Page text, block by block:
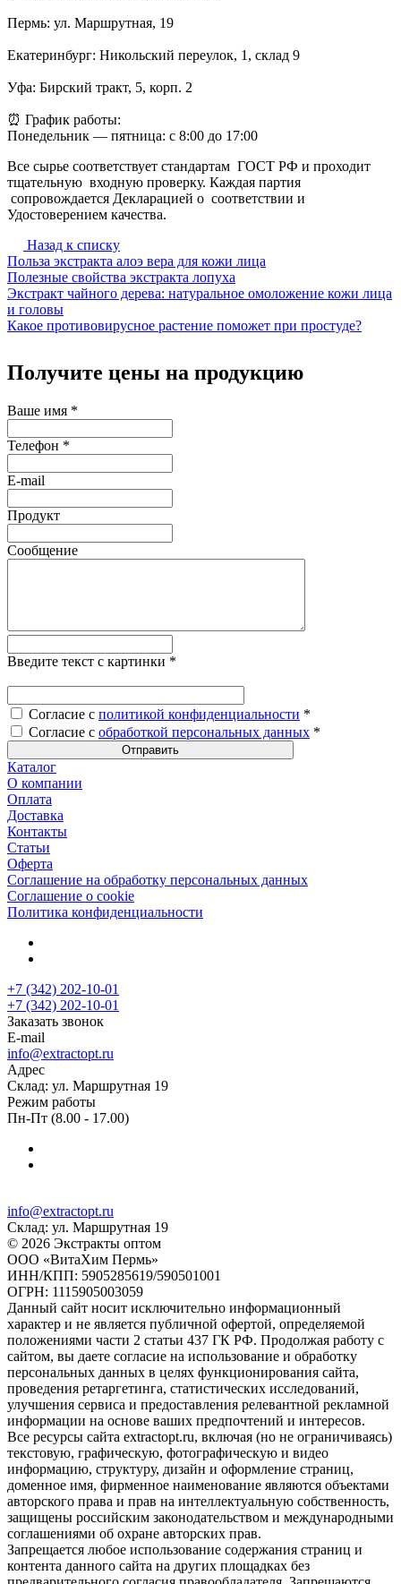
Пермь: ул. Маршрутная, 19
Екатеринбург: Никольский переулок, 1, склад 9
Уфа: Бирский тракт, 5, корп. 2
⏰ График работы:
Понедельник — пятница: с 8:00 до 17:00
Все сырье соответствует стандартам ГОСТ РФ и проходит
тщательную входную проверку. Каждая партия
сопровождается Декларацией о соответствии и
Удостоверением качества.
Назад к списку
Польза экстракта алоэ вера для кожи лица
Полезные свойства экстракта лопуха
Экстракт чайного дерева: натуральное омоложение кожи лица
и головы
Какое противовирусное растение поможет при простуде?
Получите цены на продукцию
Ваше имя *
Телефон *
E-mail
Продукт
Сообщение
Введите текст с картинки *
Согласие с политикой конфиденциальности *
Согласие с обработкой персональных данных *
Каталог
О компании
Оплата
Доставка
Контакты
Статьи
Оферта
Соглашение на обработку персональных данных
Соглашение о cookie
Политика конфиденциальности
+7 (342) 202-10-01
+7 (342) 202-10-01
Заказать звонок
E-mail
info@extractopt.ru
Адрес
Склад: ул. Маршрутная 19
Режим работы
Пн-Пт (8.00 - 17.00)
info@extractopt.ru
Склад: ул. Маршрутная 19
© 2026 Экстракты оптом
ООО «ВитаХим Пермь»
ИНН/КПП: 5905285619/590501001
ОГРН: 1115905003059
Данный сайт носит исключительно информационный
характер и не является публичной офертой, определяемой
положениями части 2 статьи 437 ГК РФ. Продолжая работу с
сайтом, вы даете согласие на использование и обработку
персональных данных в целях функционирования сайта,
проведения ретаргетинга, статистических исследований,
улучшения сервиса и предоставления релевантной рекламной
информации на основе ваших предпочтений и интересов.
Все ресурсы сайта extractopt.ru, включая (но не ограничиваясь)
текстовую, графическую, фотографическую и видео
информацию, структуру, дизайн и оформление страниц,
доменное имя, фирменное наименование являются объектами
авторского права и прав на интеллектуальную собственность,
защищены российским законодательством и международными
соглашениями об охране авторских прав.
Запрещается любое использование содержания страниц и
контента данного сайта на других площадках без